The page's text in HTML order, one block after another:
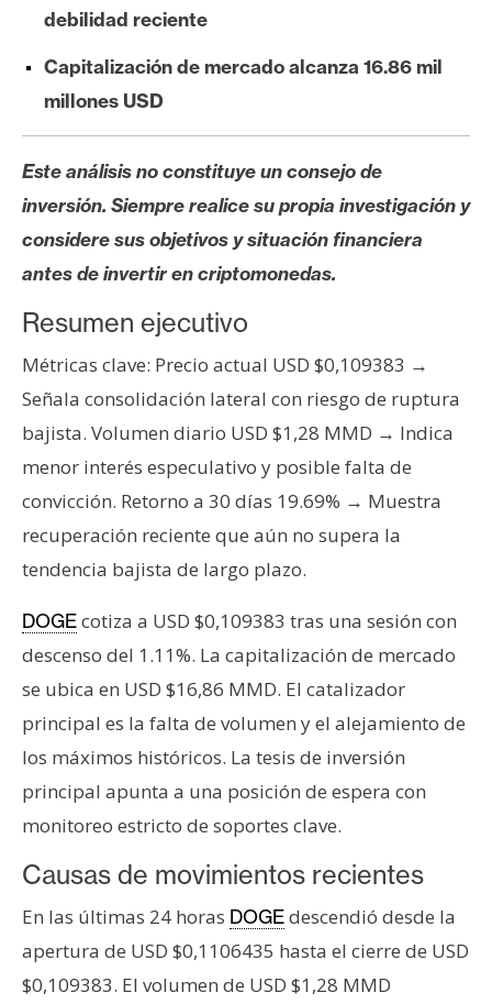
I
A
á
l
i
i
N
o
a
s
d
P
r
n
s
a
T
e
m
a
s
debilidad reciente
Capitalización de mercado alcanza 16.86 mil
millones USD
Este análisis no constituye un consejo de
inversión. Siempre realice su propia investigación y
considere sus objetivos y situación financiera
antes de invertir en criptomonedas.
Resumen ejecutivo
Métricas clave: Precio actual USD $0,109383 →
Señala consolidación lateral con riesgo de ruptura
bajista. Volumen diario USD $1,28 MMD → Indica
menor interés especulativo y posible falta de
convicción. Retorno a 30 días 19.69% → Muestra
recuperación reciente que aún no supera la
tendencia bajista de largo plazo.
DOGEcotiza a USD $0,109383 tras una sesión con
descenso del 1.11%. La capitalización de mercado
se ubica en USD $16,86 MMD. El catalizador
principal es la falta de volumen y el alejamiento de
los máximos históricos. La tesis de inversión
principal apunta a una posición de espera con
monitoreo estricto de soportes clave.
Causas de movimientos recientes
En las últimas 24 horas DOGEdescendió desde la
apertura de USD $0,1106435 hasta el cierre de USD
$0,109383. El volumen de USD $1,28 MMD